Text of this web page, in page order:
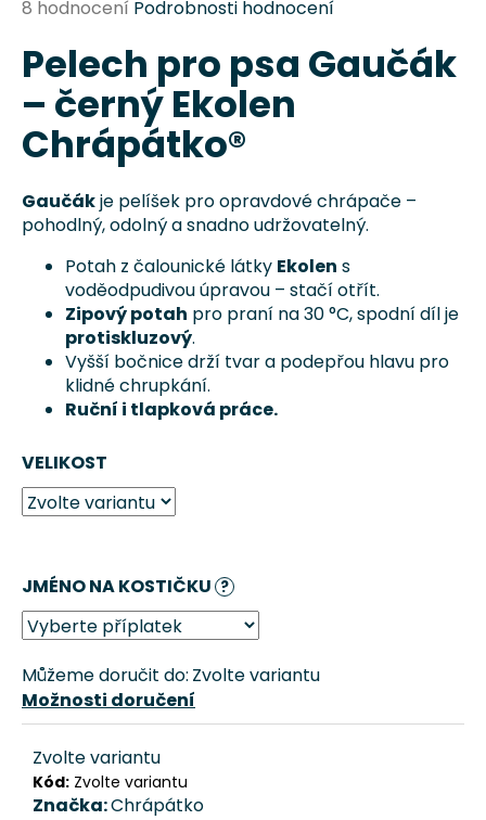
Průměrné
produktu
je
4,4
5
8 hodnocení Podrobnosti hodnocení
Pelech pro psa Gaučák
– černý Ekolen
Chrápátko®
Gaučákje pelíšek pro opravdové chrápače –
pohodlný, odolný a snadno udržovatelný.
Potah z čalounické látky Ekolen s
voděodpudivou úpravou – stačí otřít.
Zipový potah pro praní na 30 °C, spodní díl je
protiskluzový.
Vyšší bočnice drží tvar a podepřou hlavu pro
klidné chrupkání.
Ruční i tlapková práce.
VELIKOST
JMÉNO NA KOSTIČKU ?
Můžeme doručit do: Zvolte variantu
Možnosti doručení
Zvolte variantu
Kód: Zvolte variantu
Značka:Chrápátko
j
í
t
?
HLEDAT
u
č
u
m
e
DOMEČEK
PRO
PSA
ZAŠÍVÁRNA
BÉŽOVÁ
CHRÁPÁTKO®